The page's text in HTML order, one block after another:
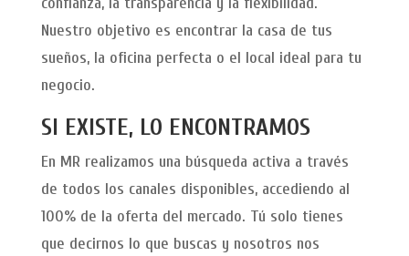
Nuestro objetivo es encontrar la casa de tus
sueños, la oficina perfecta o el local ideal para tu
negocio.
SI EXISTE, LO ENCONTRAMOS
En MR realizamos una búsqueda activa a través
de todos los canales disponibles, accediendo al
100% de la oferta del mercado. Tú solo tienes
que decirnos lo que buscas y nosotros nos